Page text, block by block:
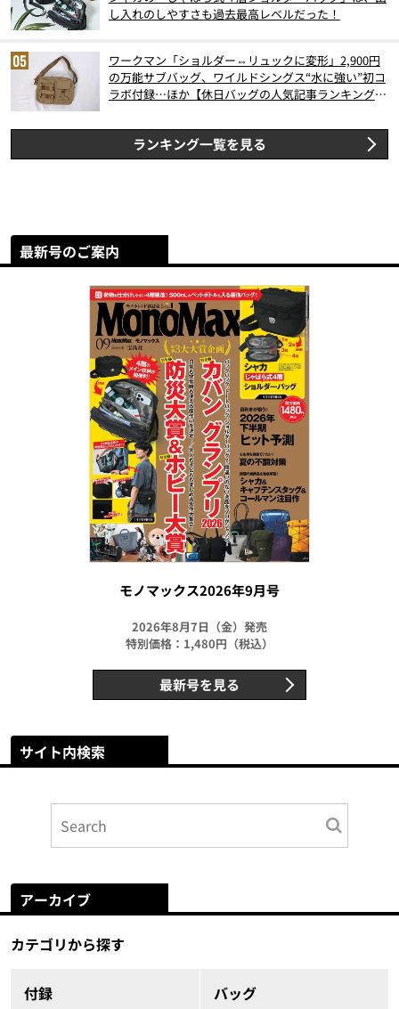
し入れのしやすさも過去最高レベルだった！
ワークマン「ショルダー⇔リュックに変形」2,900円
の万能サブバッグ、ワイルドシングス“水に強い”初コ
ラボ付録…ほか【休日バッグの人気記事ランキングベ
ランキング一覧を見る
最新号のご案内
モノマックス2026年9月号
2026年8月7日（金）発売
特別価格：1,480円（税込）
最新号を見る
サイト内検索
アーカイブ
カテゴリから探す
付録 バッグ